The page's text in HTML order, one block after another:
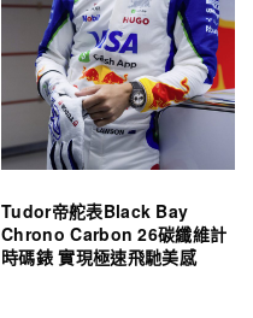
Tudor帝舵表Black Bay
Chrono Carbon 26碳纖維計
時碼錶 實現極速飛馳美感